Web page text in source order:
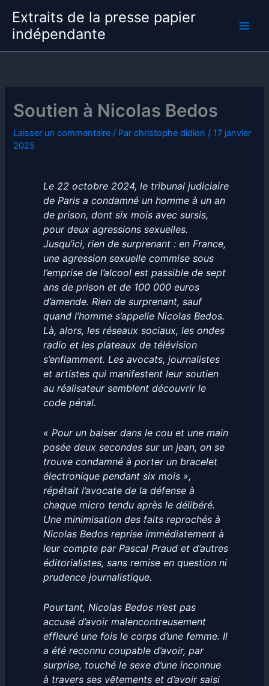
contenu
Extraits de la presse papier
indépendante
Soutien à Nicolas Bedos
Laisser un commentaire / Parchristophe didion / 17 janvier
2025
Le 22 octobre 2024, le tribunal judiciaire
de Paris a condamné un homme à un an
de prison, dont six mois avec sursis,
pour deux agressions sexuelles.
Jusqu’ici, rien de surprenant : en France,
une agression sexuelle commise sous
l’emprise de l’alcool est passible de sept
ans de prison et de 100 000 euros
d’amende. Rien de surprenant, sauf
quand l’homme s’appelle Nicolas Bedos.
Là, alors, les réseaux sociaux, les ondes
radio et les plateaux de télévision
s’enflamment. Les avocats, journalistes
et artistes qui manifestent leur soutien
au réalisateur semblent découvrir le
code pénal.
« Pour un baiser dans le cou et une main
posée deux secondes sur un jean, on se
trouve condamné à porter un bracelet
électronique pendant six mois »,
répétait l’avocate de la défense à
chaque micro tendu après le délibéré.
Une minimisation des faits reprochés à
Nicolas Bedos reprise immédiatement à
leur compte par Pascal Praud et d’autres
éditorialistes, sans remise en question ni
prudence journalistique.
Pourtant, Nicolas Bedos n’est pas
accusé d’avoir malencontreusement
effleuré une fois le corps d’une femme. Il
a été reconnu coupable d’avoir, par
surprise, touché le sexe d’une inconnue
à travers ses vêtements et d’avoir saisi